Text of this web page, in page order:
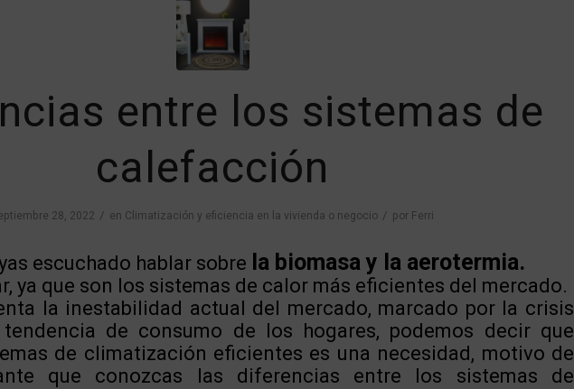
entre los sistemas de
calefacción
28, 2022 / en Climatización y eficiencia en la vivienda o negocio / por Ferri
escuchado hablar sobre la biomasa y la aerotermia.
ya que son los sistemas de calor más eficientes del mercado.
la inestabilidad actual del mercado, marcado por la crisis
de consumo de los hogares, podemos decir que
de climatización eficientes es una necesidad, motivo de
que conozcas las diferencias entre los sistemas de